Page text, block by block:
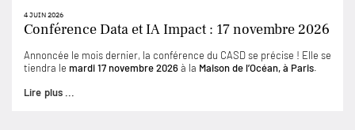
4 JUIN 2026
Conférence Data et IA Impact : 17 novembre 2026
Annoncée le mois dernier, la conférence du CASD se précise ! Elle se
tiendra le mardi 17 novembre 2026à la Maison de l’Océan, à Paris.
Lire plus ...